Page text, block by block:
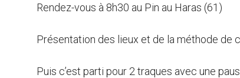
Rendez-vous à 8h30 au Pin au Haras (61)
Présentation des lieux et de la méthode de
Puis c’est parti pour 2 traques avec une